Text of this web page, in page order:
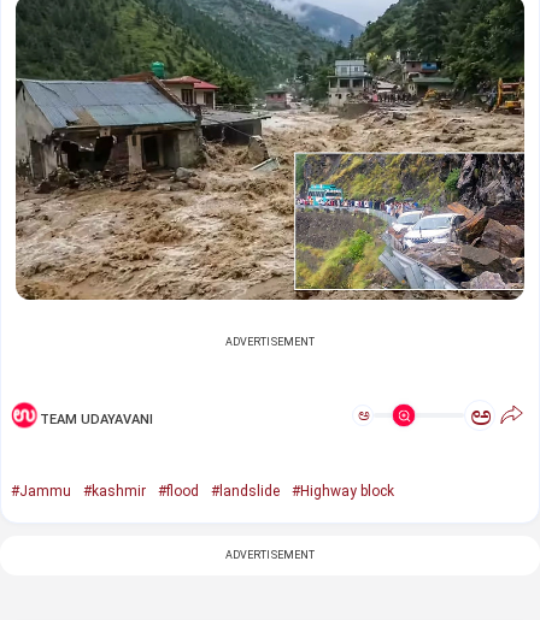
ADVERTISEMENT
TEAM UDAYAVANI ಅ ಅ
#Jammu #kashmir #flood #landslide #Highway block
ADVERTISEMENT